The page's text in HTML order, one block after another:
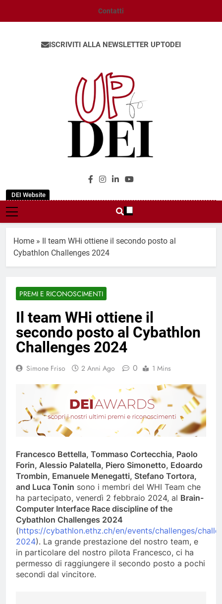
Contatti
ISCRIVITI ALLA NEWSLETTER UPTODEI
DEI Website
UpToDEI
Home » Il team WHi ottiene il secondo posto al
Cybathlon Challenges 2024
PREMI E RICONOSCIMENTI
Il team WHi ottiene il
secondo posto al Cybathlon
Challenges 2024
Simone Friso 2 Anni Ago 0 1 Mins
Francesco Bettella, Tommaso Cortecchia, Paolo
Forin, Alessio Palatella, Piero Simonetto, Edoardo
Trombin, Emanuele Menegatti, Stefano Tortora,
and Luca Tonin sono i membri del WHI Team che
ha partecipato, venerdì 2 febbraio 2024, al Brain-
Computer Interface Race discipline of the
Cybathlon Challenges 2024
(https://cybathlon.ethz.ch/en/events/challenges/
2024). La grande prestazione del nostro team, e
in particolare del nostro pilota Francesco, ci ha
permesso di raggiungere il secondo posto a pochi
secondi dal vincitore.